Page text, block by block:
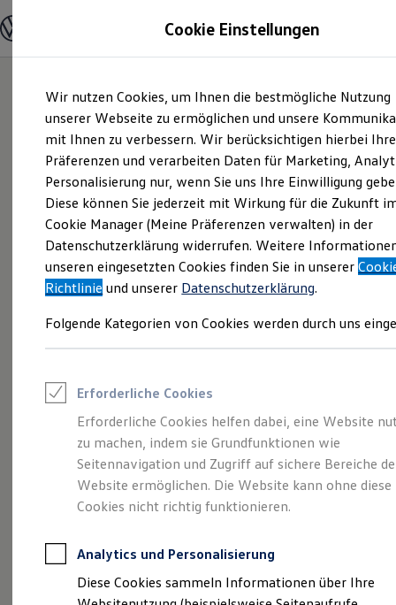
Hauptinhalt
springen
Footer
springen
Modelle und Konfigurator
Modelle vergleichen
Elektroautos
ENERGY Sondermodelle
Nutzfahrzeuge
SUV und CUV
Familienautos
Kombis
Kompaktwagen
Sportwagen
Schnell verfügbare Fahrzeuge
Angebote und Produkte
Aktuelle Angebote
E-Auto-Förderung
Volkswagen Marktplatz
Junge Gebrauchtwagen und Gebrauchtwagen
Saisonangebote
Leasing
Leasing-Angebote
Gebrauchtwagen Leasing
Junge Gebrauchtwagen-Leasing
Elektroauto Leasing
Kleinwagen-Leasing
Leasing ohne Anzahlung
Autokredit mit Schlussrate
Versicherungen und Garantien
Kfz-Versicherung
Restschuldversicherungen
Eine Klasse für sich.
Der Golf.
Cookie Einstellungen
Wir nutzen Cookies, um Ihnen die bestmögliche Nutzung
unserer Webseite zu ermöglichen und unsere
mit Ihnen zu verbessern. Wir berücksichtigen hierbei Ihre
Präferenzen und verarbeiten Daten für Marketing,
Personalisierung nur, wenn Sie uns Ihre Einwilligung
Diese können Sie jederzeit mit Wirkung für die Zukunft
Cookie Manager (Meine Präferenzen verwalten) in der
Datenschutzerklärung widerrufen. Weitere
unseren eingesetzten Cookies finden Sie in unserer
Richtlinie und unserer Datenschutzerklärung.
Folgende Kategorien von Cookies werden durch uns
Erforderliche Cookies
Erforderliche Cookies helfen dabei, eine Website
zu machen, indem sie Grundfunktionen wie
Seitennavigation und Zugriff auf sichere Bereiche
Website ermöglichen. Die Website kann ohne diese
Cookies nicht richtig funktionieren.
Analytics und Personalisierung
Diese Cookies sammeln Informationen über Ihre